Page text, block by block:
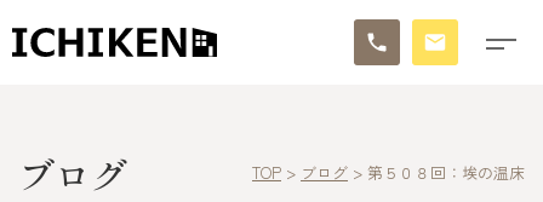
ブログ
ブログ TOP > ブログ > 第５０８回：埃の温床